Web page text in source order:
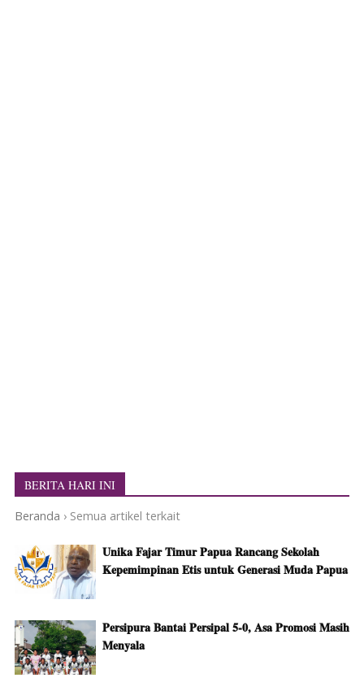
BERITA HARI INI
Beranda › Semua artikel terkait
Unika Fajar Timur Papua Rancang Sekolah
Kepemimpinan Etis untuk Generasi Muda Papua
Persipura Bantai Persipal 5-0, Asa Promosi Masih
Menyala